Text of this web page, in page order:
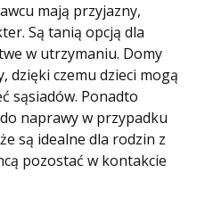
mają przyjazny,
Są tanią opcją dla
w utrzymaniu. Domy
dzięki czemu dzieci mogą
sąsiadów. Ponadto
naprawy w przypadku
​​są idealne dla rodzin z
pozostać w kontakcie